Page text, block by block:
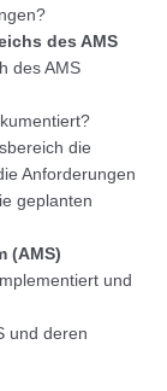
des AMS
des AMS
die
Anforderungen
geplanten
(AMS)
und
und deren